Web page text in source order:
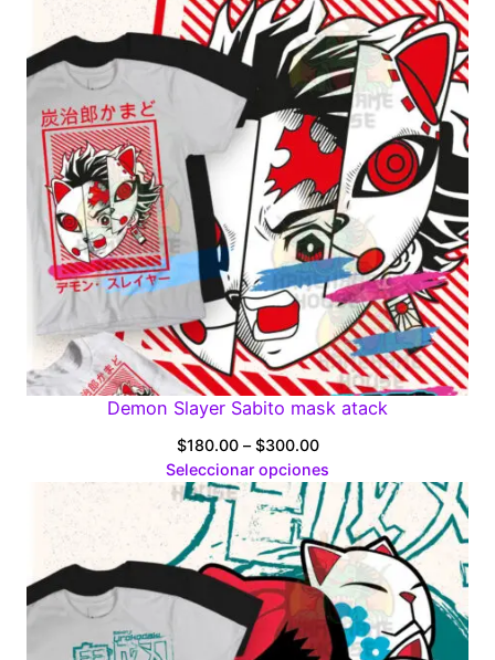
$300.00
Demon Slayer Sabito mask atack
$180.00 – $300.00Price
range:
$180.00
through
$300.00
Seleccionar opciones